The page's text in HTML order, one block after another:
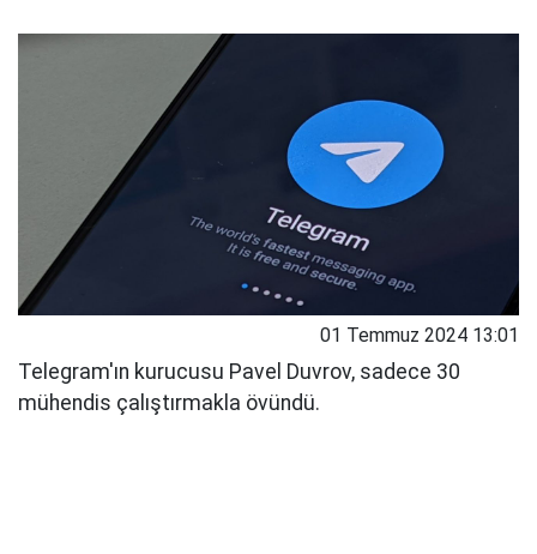
01 Temmuz 2024 13:01
Telegram'ın kurucusu Pavel Duvrov, sadece 30
mühendis çalıştırmakla övündü.